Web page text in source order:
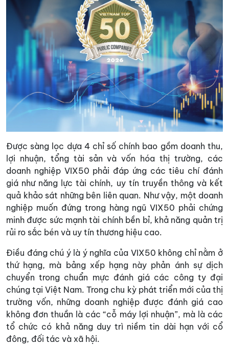
Được sàng lọc dựa 4 chỉ số chính bao gồm doanh thu,
lợi nhuận, tổng tài sản và vốn hóa thị trường, các
doanh nghiệp VIX50 phải đáp ứng các tiêu chí đánh
giá như năng lực tài chính, uy tín truyền thông và kết
quả khảo sát những bên liên quan. Như vậy, một doanh
nghiệp muốn đứng trong hàng ngũ VIX50 phải chứng
minh được sức mạnh tài chính bền bỉ, khả năng quản trị
rủi ro sắc bén và uy tín thương hiệu cao.
Điều đáng chú ý là ý nghĩa của VIX50 không chỉ nằm ở
thứ hạng, mà bảng xếp hạng này phản ánh sự dịch
chuyển trong chuẩn mực đánh giá các công ty đại
chúng tại Việt Nam. Trong chu kỳ phát triển mới của thị
trường vốn, những doanh nghiệp được đánh giá cao
không đơn thuần là các “cỗ máy lợi nhuận”, mà là các
tổ chức có khả năng duy trì niềm tin dài hạn với cổ
đông, đối tác và xã hội.